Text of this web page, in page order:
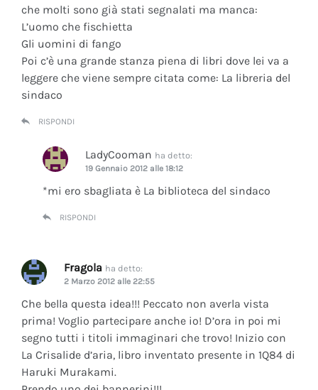
che molti sono già stati segnalati ma manca:
L’uomo che fischietta
Gli uomini di fango
Poi c’è una grande stanza piena di libri dove lei va a
leggere che viene sempre citata come: La libreria del
sindaco
RISPONDI
LadyCooman ha detto:
19 Gennaio 2012 alle 18:12
*mi ero sbagliata è La biblioteca del sindaco
RISPONDI
Fragola ha detto:
2 Marzo 2012 alle 22:55
Che bella questa idea!!! Peccato non averla vista
prima! Voglio partecipare anche io! D’ora in poi mi
segno tutti i titoli immaginari che trovo! Inizio con
La Crisalide d’aria, libro inventato presente in 1Q84 di
Haruki Murakami.